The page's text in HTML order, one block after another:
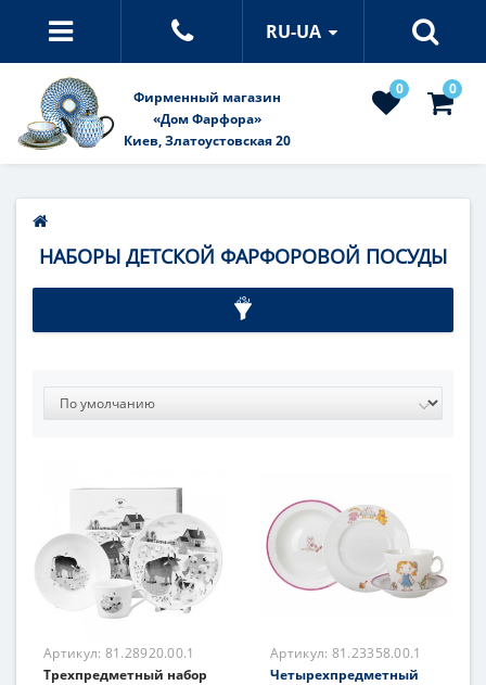
RU-UA
Фирменный магазин
«Дом Фарфора»
Киев, Златоустовская 20
0 0
НАБОРЫ ДЕТСКОЙ ФАРФОРОВОЙ ПОСУДЫ
Артикул: 81.28920.00.1
Трехпредметный набор
Артикул: 81.23358.00.1
Четырехпредметный